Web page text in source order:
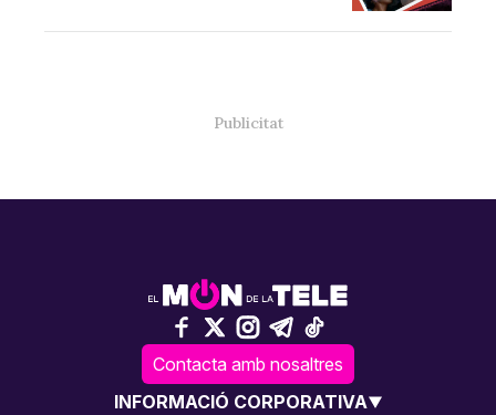
Contacta amb nosaltres
INFORMACIÓ CORPORATIVA